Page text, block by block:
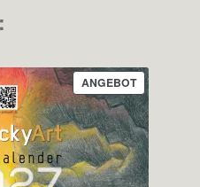
ANGEBOTPRODUKT
IM
ANGEBOT